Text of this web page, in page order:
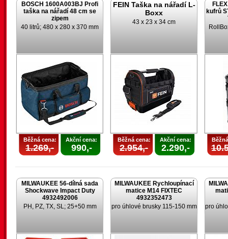
BOSCH 1600A003BJ Profi
taška na nářadí 48 cm se
zipem
40 litrů; 480 x 280 x 370 mm
Běžná cena:
1.269,-
Akční cena:
990,-
FEIN Taška na nářadí L-
Boxx
43 x 23 x 34 cm
Běžná cena:
2.954,-
Akční cena:
2.290,-
kufrů
MILWAUKEE 56-dílná sada
Shockwave Impact Duty
4932492006
PH, PZ, TX, SL; 25+50 mm
MILWAUKEE Rychloupínací
matice M14 FIXTEC
4932352473
pro úhlové brusky 115-150 mm
pro